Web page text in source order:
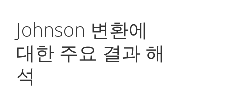
Johnson 변환에
대한 주요 결과 해
석